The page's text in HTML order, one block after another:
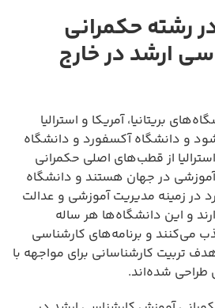
رشته حکمرانی
ارشد در خارج
بریتانیا، آمریکا و استرالیا
و دانشگاه آکسفورد و دانشگاه
از قطب‌های اصلی حکمرانی
در جهان هستند و دانشگاه
در زمینه مدیریت آموزشی و عدالت
و این دانشگاه‌ها هر ساله
می‌کنند و برنامه‌های کارشناسی
تربیت کارشناسانی برای مواجهه با
شده‌اند.